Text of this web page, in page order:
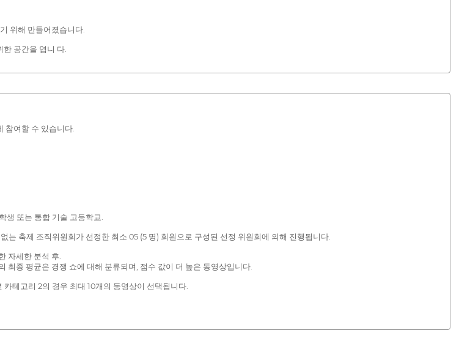
위해 만들어졌습니다.
공간을 엽니 다.
참여할 수 있습니다.
생 또는 통합 기술 고등학교.
축제 조직위원회가 선정한 최소 05 (5 명) 회원으로 구성된 선정 위원회에 의해 진행됩니다.
자세한 분석 후.
최종 평균은 경쟁 쇼에 대해 분류되며, 점수 값이 더 높은 동영상입니다.
테고리 2의 경우 최대 10개의 동영상이 선택됩니다.